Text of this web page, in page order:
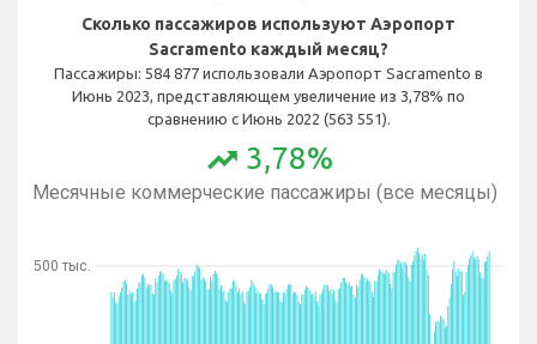
Сколько пассажиров используют Аэропорт
Sacramento каждый месяц?
Пассажиры: 584 877 использовали Аэропорт Sacramento в
Июнь 2023, представляющем увеличение из 3,78% по
сравнению с Июнь 2022 (563 551).
trending_up 3,78%
Месячные коммерческие пассажиры (все месяцы)
500 тыс.